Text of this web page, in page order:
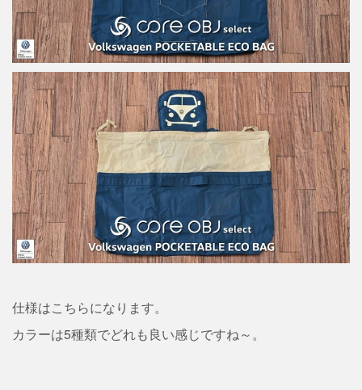
仕様はこちらになります。
カラーは5種類でどれも良い感じですね～。